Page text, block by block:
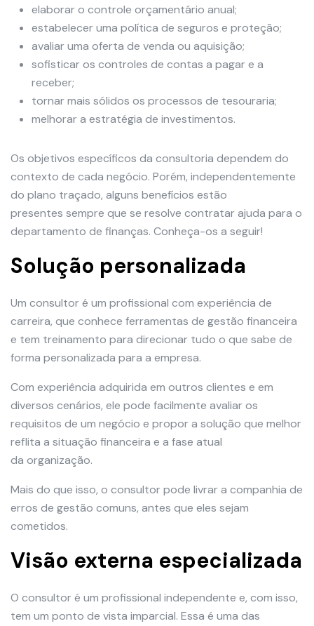
elaborar o controle orçamentário anual;
estabelecer uma política de seguros e proteção;
avaliar uma oferta de venda ou aquisição;
sofisticar os controles de contas a pagar e a
receber;
tornar mais sólidos os processos de tesouraria;
melhorar a estratégia de investimentos.
Os objetivos específicos da consultoria dependem do
contexto de cada negócio. Porém, independentemente
do plano traçado, alguns benefícios estão
presentes sempre que se resolve contratar ajuda para o
departamento de finanças. Conheça-os a seguir!
Solução personalizada
Um consultor é um profissional com experiência de
carreira, que conhece ferramentas de gestão financeira
e tem treinamento para direcionar tudo o que sabe de
forma personalizada para a empresa.
Com experiência adquirida em outros clientes e em
diversos cenários, ele pode facilmente avaliar os
requisitos de um negócio e propor a solução que melhor
reflita a situação financeira e a fase atual
da organização.
Mais do que isso, o consultor pode livrar a companhia de
erros de gestão comuns, antes que eles sejam
cometidos.
Visão externa especializada
O consultor é um profissional independente e, com isso,
tem um ponto de vista imparcial. Essa é uma das